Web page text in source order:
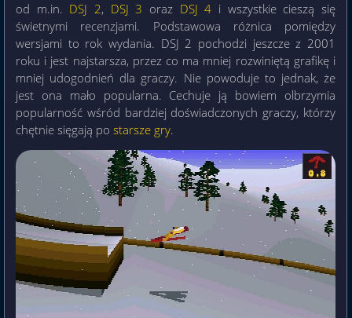
od m.in. DSJ 2, DSJ 3 oraz DSJ 4 i wszystkie cieszą się
świetnymi recenzjami. Podstawowa różnica pomiędzy
wersjami to rok wydania. DSJ 2 pochodzi jeszcze z 2001
roku i jest najstarsza, przez co ma mniej rozwiniętą grafikę i
mniej udogodnień dla graczy. Nie powoduje to jednak, że
jest ona mało popularna. Cechuje ją bowiem olbrzymia
popularność wśród bardziej doświadczonych graczy, którzy
chętnie sięgają po starsze gry.